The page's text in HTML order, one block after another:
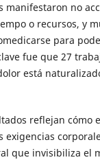
manifestaron no
o recursos, y
para
fue que 27
está
reflejan cómo
exigencias
que invisibiliza el